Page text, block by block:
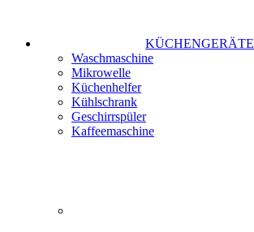
KÜCHENGERÄTE
Waschmaschine
Mikrowelle
Küchenhelfer
Kühlschrank
Geschirrspüler
Kaffeemaschine